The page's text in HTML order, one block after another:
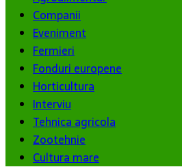
Companii
Eveniment
Fermieri
Fonduri europene
Horticultura
Interviu
Tehnica agricola
Zootehnie
Cultura mare